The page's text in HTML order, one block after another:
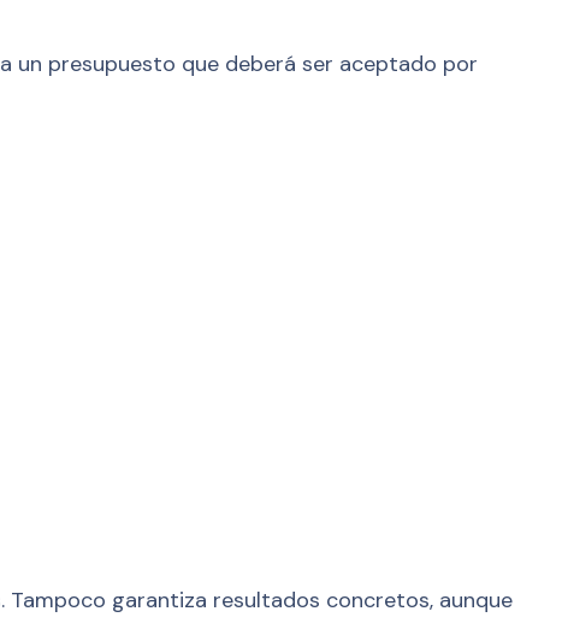
un presupuesto que deberá ser aceptado por
garantiza resultados concretos, aunque